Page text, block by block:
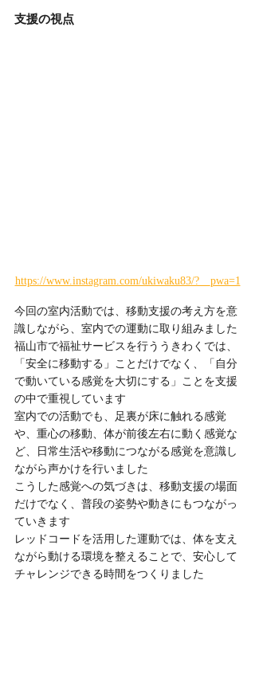
支援の視点
https://www.instagram.com/ukiwaku83/?__pwa=1
今回の室内活動では、移動支援の考え方を意
識しながら、室内での運動に取り組みました
福山市で福祉サービスを行ううきわくでは、
「安全に移動する」ことだけでなく、「自分
で動いている感覚を大切にする」ことを支援
の中で重視しています
室内での活動でも、足裏が床に触れる感覚
や、重心の移動、体が前後左右に動く感覚な
ど、日常生活や移動につながる感覚を意識し
ながら声かけを行いました
こうした感覚への気づきは、移動支援の場面
だけでなく、普段の姿勢や動きにもつながっ
ていきます
レッドコードを活用した運動では、体を支え
ながら動ける環境を整えることで、安心して
チャレンジできる時間をつくりました